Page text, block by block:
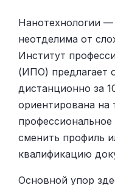
Нанотехнологии —
неотделима от
Институт
(ИПО) предлагает
дистанционно за
ориентирована на
сменить профиль
квалификацию
Основной упор